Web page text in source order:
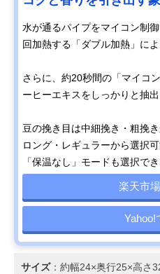
水が通るパイプをマイコン制
回加熱する「ダブル加熱」によ
さらに、約20秒間の「マイコ
ーヒーエキスをしっかりと抽出
豆の挽き目は中細挽き・粗挽
ロング・レギュラーから選択
「保温なし」モードも選択でき
楽天市
Yahoo!
サイズ：約幅24×奥行25×高さ